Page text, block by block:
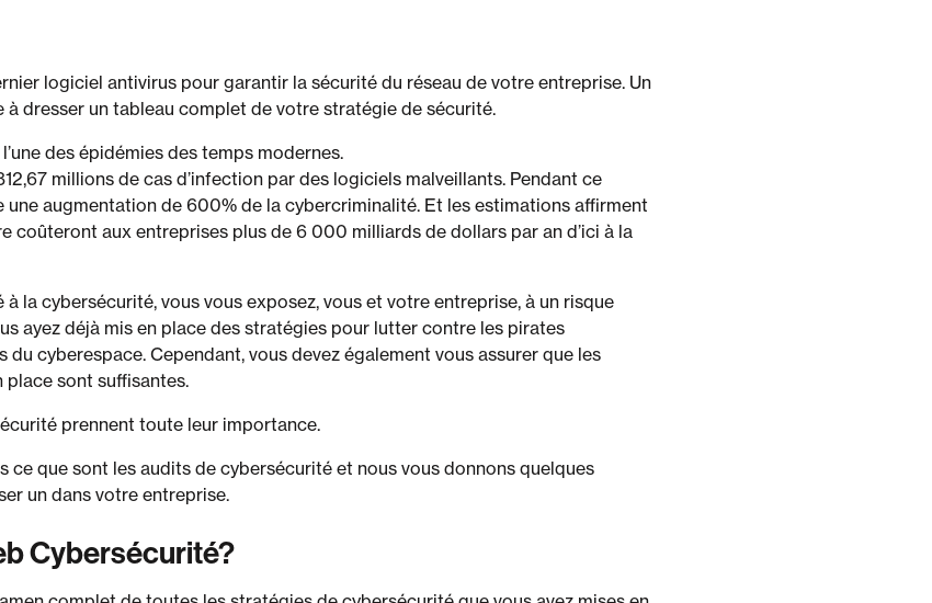
logiciel antivirus pour garantir la sécurité du réseau de votre entreprise. Un
dresser un tableau complet de votre stratégie de sécurité.
des épidémies des temps modernes.
millions de cas d’infection par des logiciels malveillants. Pendant ce
augmentation de 600% de la cybercriminalité. Et les estimations affirment
coûteront aux entreprises plus de 6 000 milliards de dollars par an d’ici à la
la cybersécurité, vous vous exposez, vous et votre entreprise, à un risque
ayez déjà mis en place des stratégies pour lutter contre les pirates
cyberespace. Cependant, vous devez également vous assurer que les
place sont suffisantes.
prennent toute leur importance.
ce que sont les audits de cybersécurité et nous vous donnons quelques
un dans votre entreprise.
Cybersécurité?